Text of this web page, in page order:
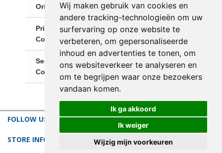
Wij maken gebruik van cookies en
andere tracking-technologieën om uw
surfervaring op onze website te
verbeteren, om gepersonaliseerde
inhoud en advertenties te tonen, om
ons websiteverkeer te analyseren en
om te begrijpen waar onze bezoekers
vandaan komen.
Ik ga akkoord
Ik weiger
Wijzig mijn voorkeuren
Orientation: Portrait
Primary
Color:
Blue
Secondary
Color:
Black
FOLLOW US
STORE INFORMATION